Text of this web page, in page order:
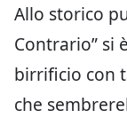
Allo storico
Contrario” si
birrificio con
che